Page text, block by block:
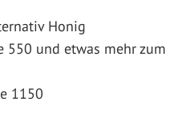
Honig
550 und etwas mehr zum
1150